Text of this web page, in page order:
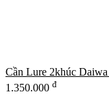
Cần Lure 2khúc
1.350.000 đ